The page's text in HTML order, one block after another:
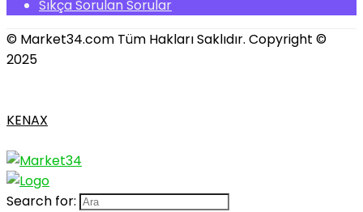
Sıkça Sorulan Sorular
© Market34.com Tüm Hakları Saklıdır. Copyright ©
2025
KENAX
Search for: